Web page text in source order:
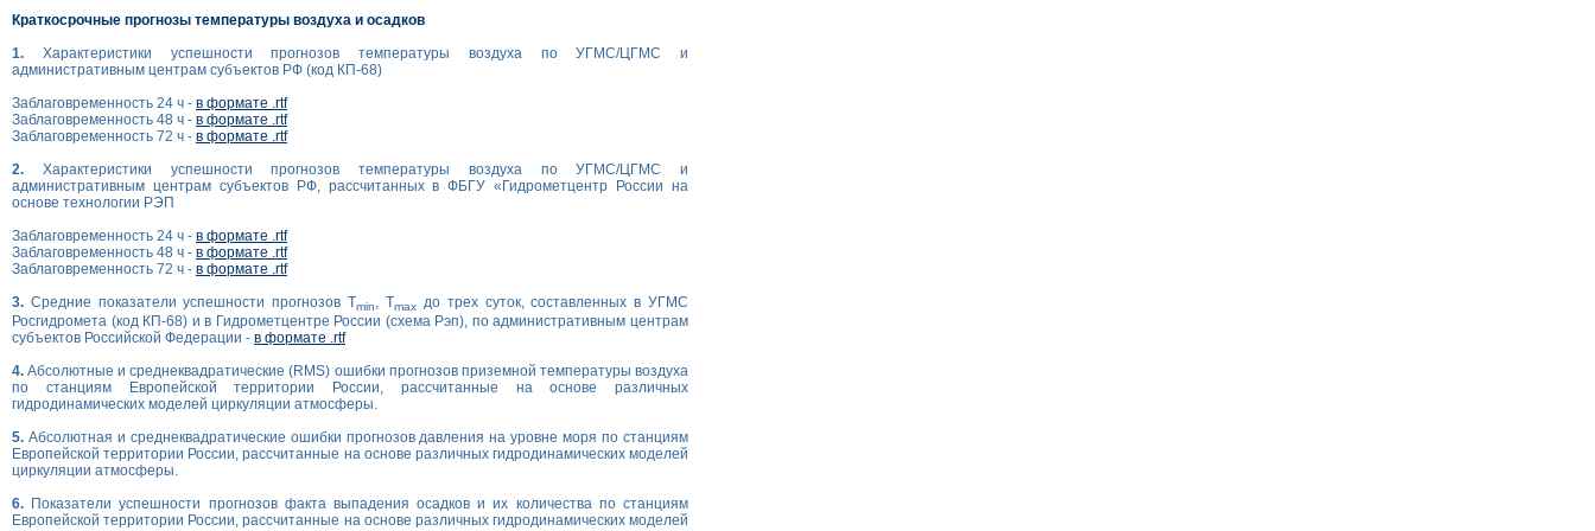
Краткосрочные прогнозы температуры воздуха и осадков
1. Характеристики успешности прогнозов температуры воздуха по УГМС/ЦГМС и
административным центрам субъектов РФ (код КП-68)
Заблаговременность 24 ч - в формате .rtf
Заблаговременность 48 ч - в формате .rtf
Заблаговременность 72 ч - в формате .rtf
2. Характеристики успешности прогнозов температуры воздуха по УГМС/ЦГМС и
административным центрам субъектов РФ, рассчитанных в ФБГУ «Гидрометцентр России на
основе технологии РЭП
Заблаговременность 24 ч - в формате .rtf
Заблаговременность 48 ч - в формате .rtf
Заблаговременность 72 ч - в формате .rtf
3. Средние показатели успешности прогнозов Tmin, Tmax до трех суток, составленных в УГМС
Росгидромета (код КП-68) и в Гидрометцентре России (схема Рэп), по административным центрам
субъектов Российской Федерации - в формате .rtf
4. Абсолютные и среднеквадратические (RMS) ошибки прогнозов приземной температуры воздуха
по станциям Европейской территории России, рассчитанные на основе различных
гидродинамических моделей циркуляции атмосферы.
5. Абсолютная и среднеквадратические ошибки прогнозов давления на уровне моря по станциям
Европейской территории России, рассчитанные на основе различных гидродинамических моделей
циркуляции атмосферы.
6. Показатели успешности прогнозов факта выпадения осадков и их количества по станциям
Европейской территории России, рассчитанные на основе различных гидродинамических моделей